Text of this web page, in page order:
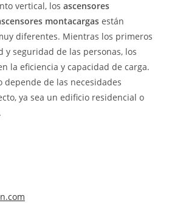
vertical, los ascensores
montacargas están
diferentes. Mientras los primeros
y seguridad de las personas, los
la eficiencia y capacidad de carga.
depende de las necesidades
ya sea un edificio residencial o